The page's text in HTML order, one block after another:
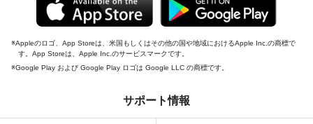
Appleのロゴ、App Storeは、米国もしくはその他の国や地域におけるApple Inc.の商標で
す。App Storeは、Apple Inc.のサービスマークです。
Google Play および Google Play ロゴは Google LLC の商標です。
サポート情報